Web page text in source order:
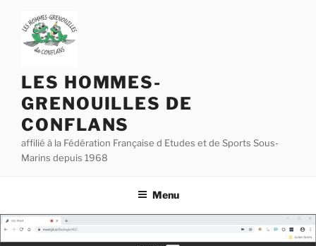
contenu
principal
LES HOMMES-
GRENOUILLES DE
CONFLANS
affilié à la Fédération Française d Etudes et de Sports Sous-
Marins depuis 1968
Menu